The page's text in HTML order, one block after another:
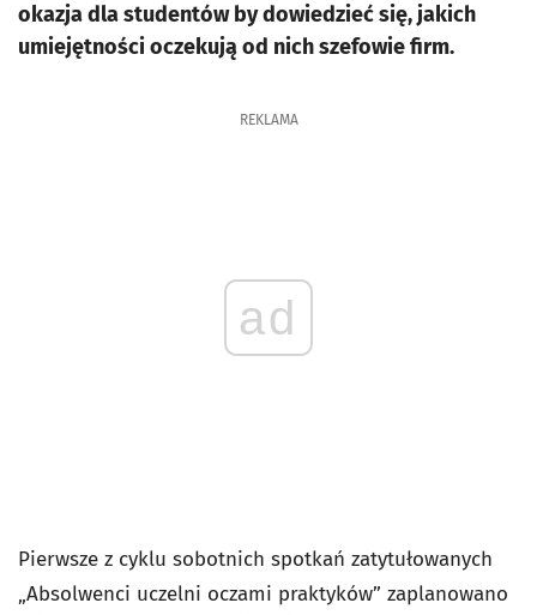
okazja dla studentów by dowiedzieć się, jakich
umiejętności oczekują od nich szefowie firm.
REKLAMA
ad
Pierwsze z cyklu sobotnich spotkań zatytułowanych
„Absolwenci uczelni oczami praktyków” zaplanowano